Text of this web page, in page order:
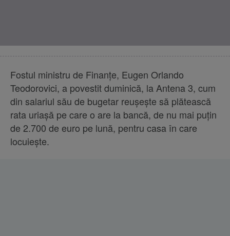
Fostul ministru de Finanţe, Eugen Orlando
Teodorovici, a povestit duminică, la Antena 3, cum
din salariul său de bugetar reuşeşte să plătească
rata uriaşă pe care o are la bancă, de nu mai puţin
de 2.700 de euro pe lună, pentru casa în care
locuieşte.